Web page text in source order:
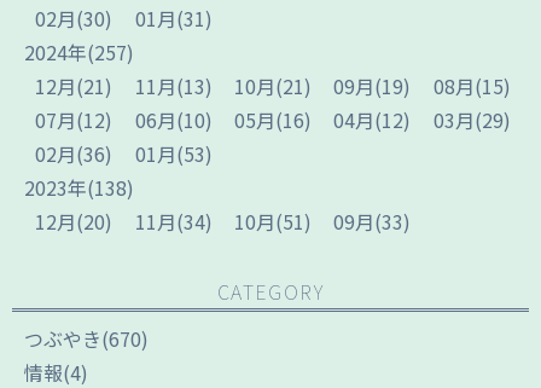
02月(30) 01月(31)
2024年(257)
12月(21) 11月(13) 10月(21) 09月(19) 08月(15)
07月(12) 06月(10) 05月(16) 04月(12) 03月(29)
02月(36) 01月(53)
2023年(138)
12月(20) 11月(34) 10月(51) 09月(33)
CATEGORY
つぶやき(670)
情報(4)